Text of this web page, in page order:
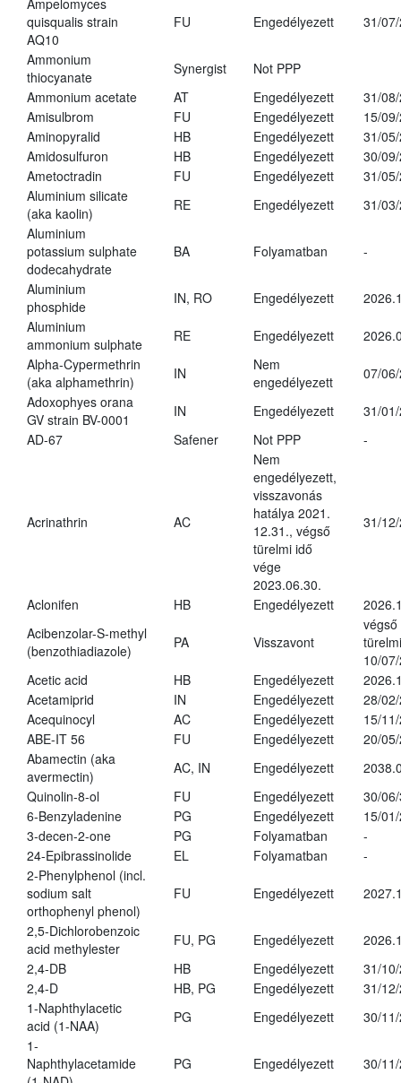
Ampelomyces
quisqualis strain
AQ10
FU Engedélyezett 31/
Ammonium
thiocyanate
Synergist
Not PPP
Ammonium acetate
AT Engedélyezett
31/
Amisulbrom
FU Engedélyezett
15/
Aminopyralid
HB Engedélyezett
31/
Amidosulfuron
HB Engedélyezett
30/
Ametoctradin
FU Engedélyezett
31/
Aluminium silicate
(aka kaolin)
RE Engedélyezett
31/
Aluminium
potassium sulphate
dodecahydrate
BA Folyamatban -
Aluminium
phosphide
IN, RO Engedélyezett
Aluminium
ammonium sulphate
RE Engedélyezett
Alpha-Cypermethrin
(aka alphamethrin)
IN
Nem
engedélyezett
07/
Adoxophyes orana
GV strain BV-0001
IN Engedélyezett
31/
AD-67
Safener Not PPP -
Acrinathrin AC
Nem
engedélyezett,
visszavonás
hatálya 2021.
12.31., végső
türelmi idő
vége
2023.06.30.
31/
Aclonifen HB Engedélyezett
Acibenzolar-S-methyl
(benzothiadiazole)
PA Visszavont
végső
10/
Acetic acid
HB Engedélyezett
Acetamiprid
IN Engedélyezett
28/
Acequinocyl
AC Engedélyezett
15/
ABE-IT 56
FU Engedélyezett
20/
Abamectin (aka
avermectin)
AC, IN Engedélyezett
Quinolin-8-ol
FU Engedélyezett
30/
6-Benzyladenine
PG Engedélyezett
15/
3-decen-2-one
PG Folyamatban
-
24-Epibrassinolide
EL Folyamatban
-
2-Phenylphenol (incl.
sodium salt
orthophenyl phenol)
FU Engedélyezett
2,5-Dichlorobenzoic
acid methylester
FU, PG Engedélyezett
2,4-DB
HB Engedélyezett
31/
2,4-D
HB, PG Engedélyezett
31/
1-Naphthylacetic
acid (1-NAA)
PG Engedélyezett
30/
1-
Naphthylacetamide
PG Engedélyezett 30/